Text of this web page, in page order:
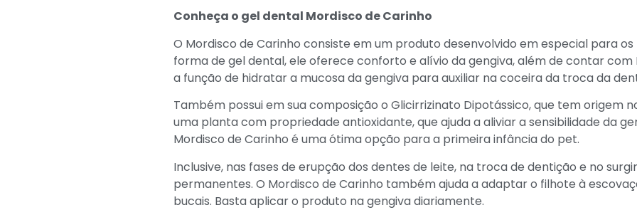
Conheça o gel dental Mordisco de Carinho
O Mordisco de Carinho consiste em um produto desenvolvido em especial para
forma de gel dental, ele oferece conforto e alívio da gengiva, além de contar com
a função de hidratar a mucosa da gengiva para auxiliar na coceira da troca da
Também possui em sua composição o Glicirrizinato Dipotássico, que tem origem
uma planta com propriedade antioxidante, que ajuda a aliviar a sensibilidade da
Mordisco de Carinho é uma ótima opção para a primeira infância do pet.
Inclusive, nas fases de erupção dos dentes de leite, na troca de dentição e no
permanentes. O Mordisco de Carinho também ajuda a adaptar o filhote à
bucais. Basta aplicar o produto na gengiva diariamente.